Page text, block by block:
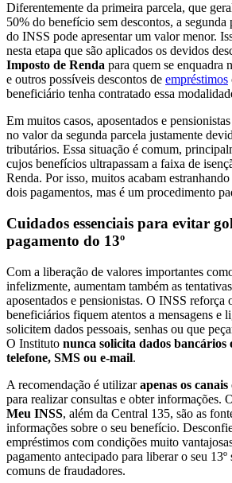
Diferentemente da primeira parcela, que
50% do benefício sem descontos, a segunda
do INSS pode apresentar um valor menor.
nesta etapa que são aplicados os devidos
Imposto de Renda para quem se enquadra
e outros possíveis descontos de empréstimos
beneficiário tenha contratado essa
Em muitos casos, aposentados e
no valor da segunda parcela justamente
tributários. Essa situação é comum,
cujos benefícios ultrapassam a faixa de
Renda. Por isso, muitos acabam
dois pagamentos, mas é um procedimento
Cuidados essenciais para evitar
pagamento do 13º
Com a liberação de valores importantes
infelizmente, aumentam também as
aposentados e pensionistas. O INSS reforça
beneficiários fiquem atentos a mensagens e
solicitem dados pessoais, senhas ou que
O Instituto nunca solicita dados bancários
telefone, SMS ou e-mail.
A recomendação é utilizarapenas os
para realizar consultas e obter informações.
Meu INSS, além da Central 135, são as
informações sobre o seu benefício.
empréstimos com condições muito
pagamento antecipado para liberar o seu
comuns de fraudadores.